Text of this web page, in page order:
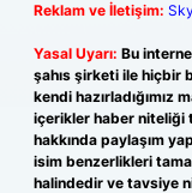
Reklam ve İletişim:
Yasal Uyarı: Bu
şahıs şirketi ile hiçbir
kendi hazırladığımız
içerikler haber niteliği
hakkında paylaşım
isim benzerlikleri
halindedir ve tavsiye